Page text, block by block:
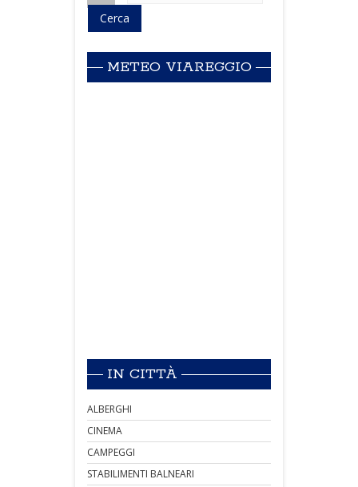
METEO VIAREGGIO
IN CITTÀ
ALBERGHI
CINEMA
CAMPEGGI
STABILIMENTI BALNEARI